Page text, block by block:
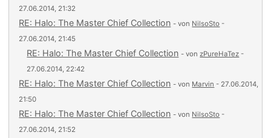
27.06.2014, 21:32
RE: Halo: The Master Chief Collection - von NilsoSto -
27.06.2014, 21:45
RE: Halo: The Master Chief Collection - vonzPureHaTez -
27.06.2014, 22:42
RE: Halo: The Master Chief Collection - von Marvin - 27.06.2014,
21:50
RE: Halo: The Master Chief Collection - von NilsoSto -
27.06.2014, 21:52